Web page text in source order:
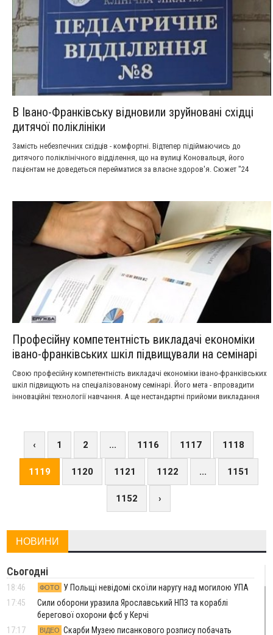
В Івано-Франківську відновили зруйновані східці
дитячої поліклініки
Замість небезпечних східців - комфортні. Відтепер підіймаючись до
дитячого поліклінічного відділення, що на вулиці Коновальця, його
пацієнтам не доведеться перейматися за власне здоров'я. Сюжет "24
Професійну компетентність викладачі економіки
івано-франківських шкіл підвищували на семінарі
Свою професійну компетентність викладачі економіки івано-франківських
шкіл підвищують на спеціалізованому семінарі. Його мета - впровадити
інноваційні технології навчання. А ще нестандартні прийоми викладання
для вчителів - економістів провели День "відкритих" дверей. Сюжет ТРК
"Вежа".‹ 1 2 ... 1116 1117 1118
1119 1120 1121 1122 ... 1151
1152 ›
НОВИНИ
Сьогодні
18:46 ФОТО
У Польщі невідомі скоїли наругу над могилою УПА
17:45
Сили оборони уразила Ярославський НПЗ та кораблі
берегової охорони фсб у Керчі
17:17
ВІДЕО Скарби Музею писанкового розпису побачать